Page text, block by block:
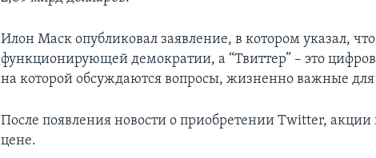
Илон Маск опубликовал заявление, в котором указал, что
функционирующей демократии, а “Твиттер” – это
на которой обсуждаются вопросы, жизненно важные для
После появления новости о приобретении Twitter,
цене.